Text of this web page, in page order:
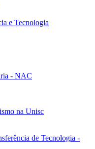
e Tecnologia
- NAC
na Unisc
de Tecnologia -